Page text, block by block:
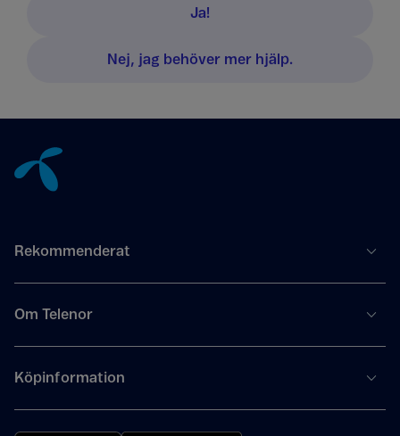
Ja!
Nej, jag behöver mer hjälp.
Rekommenderat
Om Telenor
Köpinformation